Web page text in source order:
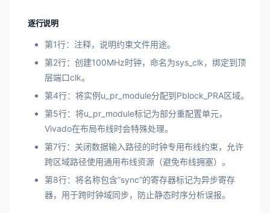
逐行说明
第1行：注释，说明约束文件用途。
第2行：创建100MHz时钟，命名为sys_clk，绑定到顶
层端口clk。
第4行：将实例u_pr_module分配到Pblock_PRA区域。
第5行：将u_pr_module标记为部分重配置单元，
Vivado在布局布线时会特殊处理。
第7行：关闭数据输入路径的时钟专用布线约束，允许
跨区域路径使用通用布线资源（避免布线拥塞）。
第8行：将名称包含“sync”的寄存器标记为异步寄存
器，用于跨时钟域同步，防止静态时序分析误报。